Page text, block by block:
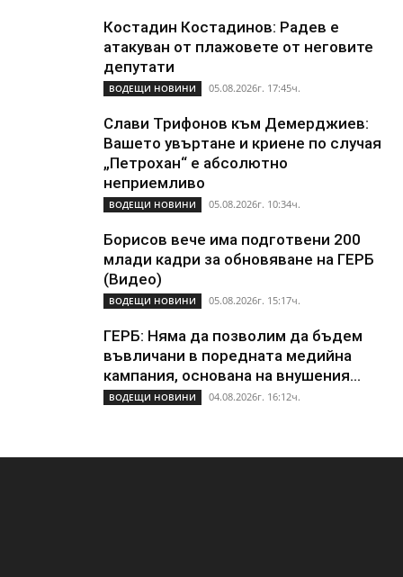
Костадин Костадинов: Радев е
атакуван от плажoвете от неговите
депутати
ВОДЕЩИ НОВИНИ 05.08.2026г. 17:45ч.
Слави Трифонов към Демерджиев:
Вашето увъртане и криене по случая
„Петрохан“ е абсолютно
неприемливо
ВОДЕЩИ НОВИНИ 05.08.2026г. 10:34ч.
Борисов вече има подготвени 200
млади кадри за обновяване на ГЕРБ
(Видео)
ВОДЕЩИ НОВИНИ 05.08.2026г. 15:17ч.
ГЕРБ: Няма да позволим да бъдем
въвличани в поредната медийна
кампания, основана на внушения...
ВОДЕЩИ НОВИНИ 04.08.2026г. 16:12ч.